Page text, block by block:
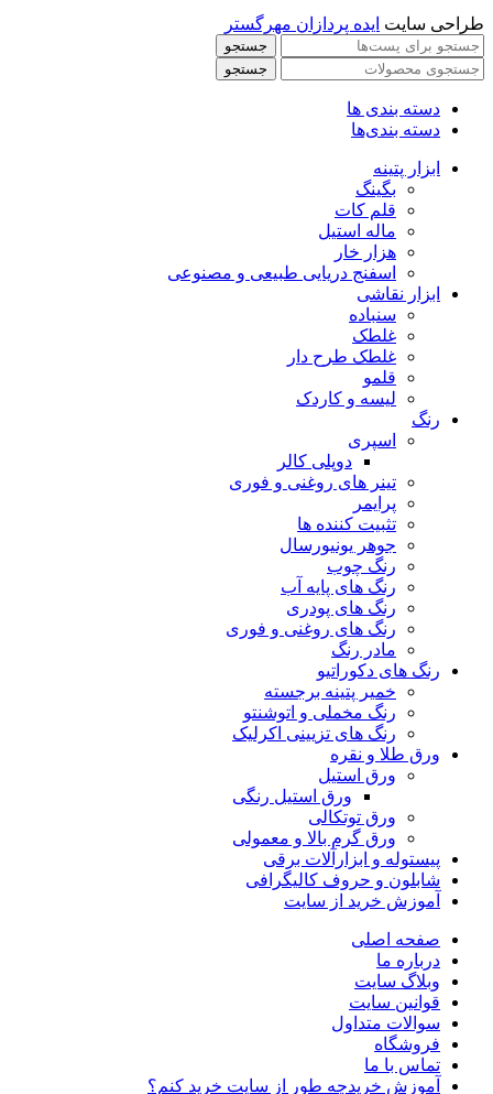
طراحی سایت ایده پردازان مهرگستر
جستجو
جستجو
دسته بندی ها
دسته بندی‌ها
ابزار پتینه
بگینگ
قلم کات
ماله استیل
هزار خار
اسفنج دریایی طبیعی و مصنوعی
ابزار نقاشی
سنباده
غلطک
غلطک طرح دار
قلمو
لیسه و کاردک
رنگ
اسپری
دوپلی کالر
تینر های روغنی و فوری
پرایمر
تثبیت کننده ها
جوهر یونیورسال
رنگ چوب
رنگ‌ های پایه آب
رنگ های پودری
رنگ‌ های روغنی و فوری
مادر رنگ
رنگ های دکوراتیو
خمیر پتینه برجسته
رنگ مخملی و اتوشنتو
رنگ های تزیینی اکرلیک
ورق طلا و نقره
ورق استیل
ورق استیل رنگی
ورق توتکالی
ورق گرم بالا و معمولی
پیستوله و ابزارآلات برقی
شابلون و حروف کالیگرافی
آموزش خرید از سایت
صفحه اصلی
درباره ما
وبلاگ سایت
قوانین سایت
سوالات متداول
فروشگاه
تماس با ما
آموزش خریدچه طور از سایت خرید کنم؟